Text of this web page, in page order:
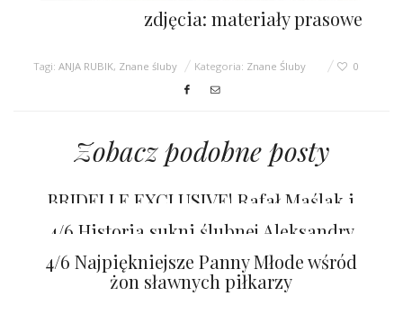
zdjęcia: materiały prasowe
Tagi: ANJA RUBIK, Znane śluby Kategoria: Znane Śluby 0
Zobacz podobne posty
BRIDELLE EXCLUSIVE! Rafał Maślak i
Kamila Nicpoń powiedzieli TAK!
4/6 Historia sukni ślubnej Aleksandry
Woźniak
4/6 Najpiękniejsze Panny Młode wśród
żon sławnych piłkarzy